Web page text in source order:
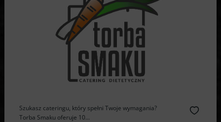
Szukasz cateringu, który spełni Twoje wymagania?
Torba Smaku oferuje 10...